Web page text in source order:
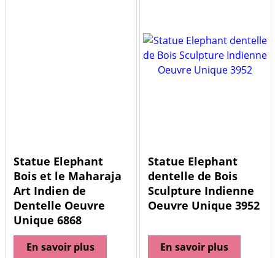
Statue Elephant
Bois et le Maharaja
Art Indien de
Dentelle Oeuvre
Unique 6868
En savoir plus
Statue Elephant
dentelle de Bois
Sculpture Indienne
Oeuvre Unique 3952
En savoir plus